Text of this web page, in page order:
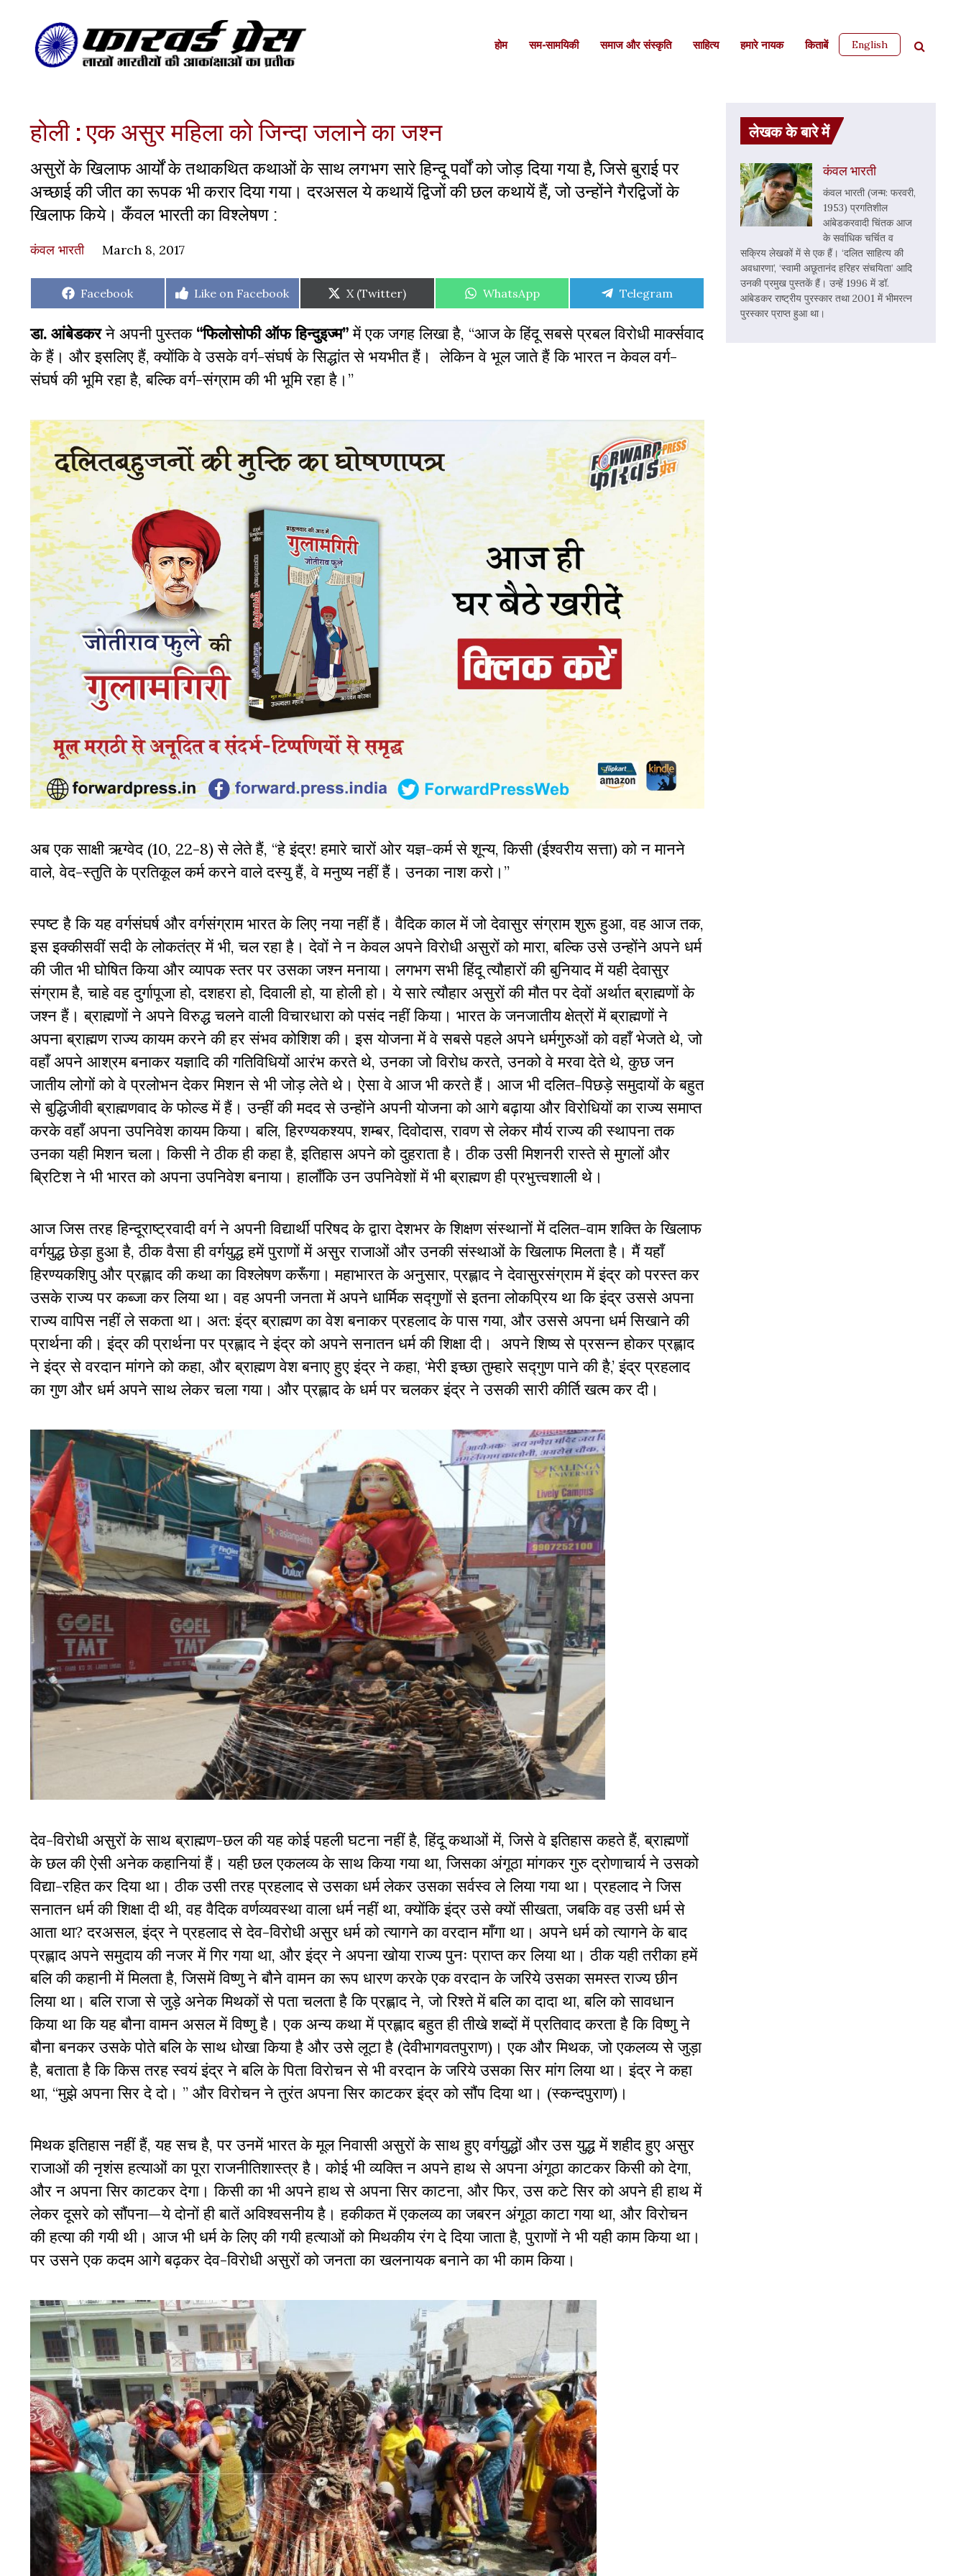
होम सम-सामयिकी समाज और संस्कृति साहित्‍य हमारे नायक किताबें English
होली : एक असुर महिला को जिन्दा जलाने का जश्न
असुरों के खिलाफ आर्यों के तथाकथित कथाओं के साथ लगभग सारे हिन्दू पर्वों को जोड़ दिया गया है, जिसे बुराई पर
अच्छाई की जीत का रूपक भी करार दिया गया। दरअसल ये कथायें द्विजों की छल कथायें हैं, जो उन्होंने गैरद्विजों के
खिलाफ किये। कँवल भारती का विश्लेषण :
कंवल भारती March 8, 2017
Share
Facebook
Share
Like on Facebook
Share
on
X (Twitter)
Share
WhatsApp
Share
Telegram
डा. आंबेडकरने अपनी पुस्तक “फिलोसोफी ऑफ हिन्दुइज्म”में एक जगह लिखा है, “आज के हिंदू सबसे प्रबल विरोधी मार्क्सवाद
के हैं। और इसलिए हैं, क्योंकि वे उसके वर्ग-संघर्ष के सिद्धांत से भयभीत हैं। लेकिन वे भूल जाते हैं कि भारत न केवल वर्ग-
संघर्ष की भूमि रहा है, बल्कि वर्ग-संग्राम की भी भूमि रहा है।”
अब एक साक्षी ऋग्वेद (10, 22-8) से लेते हैं, “हे इंद्र! हमारे चारों ओर यज्ञ-कर्म से शून्य, किसी (ईश्वरीय सत्ता) को न मानने
वाले, वेद-स्तुति के प्रतिकूल कर्म करने वाले दस्यु हैं, वे मनुष्य नहीं हैं। उनका नाश करो।”
स्पष्ट है कि यह वर्गसंघर्ष और वर्गसंग्राम भारत के लिए नया नहीं हैं। वैदिक काल में जो देवासुर संग्राम शुरू हुआ, वह आज तक,
इस इक्कीसवीं सदी के लोकतंत्र में भी, चल रहा है। देवों ने न केवल अपने विरोधी असुरों को मारा, बल्कि उसे उन्होंने अपने धर्म
की जीत भी घोषित किया और व्यापक स्तर पर उसका जश्न मनाया। लगभग सभी हिंदू त्यौहारों की बुनियाद में यही देवासुर
संग्राम है, चाहे वह दुर्गापूजा हो, दशहरा हो, दिवाली हो, या होली हो। ये सारे त्यौहार असुरों की मौत पर देवों अर्थात ब्राह्मणों के
जश्न हैं। ब्राह्मणों ने अपने विरुद्ध चलने वाली विचारधारा को पसंद नहीं किया। भारत के जनजातीय क्षेत्रों में ब्राह्मणों ने
अपना ब्राह्मण राज्य कायम करने की हर संभव कोशिश की। इस योजना में वे सबसे पहले अपने धर्मगुरुओं को वहाँ भेजते थे, जो
वहाँ अपने आश्रम बनाकर यज्ञादि की गतिविधियों आरंभ करते थे, उनका जो विरोध करते, उनको वे मरवा देते थे, कुछ जन
जातीय लोगों को वे प्रलोभन देकर मिशन से भी जोड़ लेते थे। ऐसा वे आज भी करते हैं। आज भी दलित-पिछड़े समुदायों के बहुत
से बुद्धिजीवी ब्राह्मणवाद के फोल्ड में हैं। उन्हीं की मदद से उन्होंने अपनी योजना को आगे बढ़ाया और विरोधियों का राज्य समाप्त
करके वहाँ अपना उपनिवेश कायम किया। बलि, हिरण्यकश्यप, शम्बर, दिवोदास, रावण से लेकर मौर्य राज्य की स्थापना तक
उनका यही मिशन चला। किसी ने ठीक ही कहा है, इतिहास अपने को दुहराता है। ठीक उसी मिशनरी रास्ते से मुगलों और
ब्रिटिश ने भी भारत को अपना उपनिवेश बनाया। हालाँकि उन उपनिवेशों में भी ब्राह्मण ही प्रभुत्त्वशाली थे।
आज जिस तरह हिन्दूराष्ट्रवादी वर्ग ने अपनी विद्यार्थी परिषद के द्वारा देशभर के शिक्षण संस्थानों में दलित-वाम शक्ति के खिलाफ
वर्गयुद्ध छेड़ा हुआ है, ठीक वैसा ही वर्गयुद्ध हमें पुराणों में असुर राजाओं और उनकी संस्थाओं के खिलाफ मिलता है। मैं यहाँ
हिरण्यकशिपु और प्रह्लाद की कथा का विश्लेषण करूँगा। महाभारत के अनुसार, प्रह्लाद ने देवासुरसंग्राम में इंद्र को परस्त कर
उसके राज्य पर कब्जा कर लिया था। वह अपनी जनता में अपने धार्मिक सद्गुणों से इतना लोकप्रिय था कि इंद्र उससे अपना
राज्य वापिस नहीं ले सकता था। अत: इंद्र ब्राह्मण का वेश बनाकर प्रहलाद के पास गया, और उससे अपना धर्म सिखाने की
प्रार्थना की। इंद्र की प्रार्थना पर प्रह्लाद ने इंद्र को अपने सनातन धर्म की शिक्षा दी। अपने शिष्य से प्रसन्न होकर प्रह्लाद
ने इंद्र से वरदान मांगने को कहा, और ब्राह्मण वेश बनाए हुए इंद्र ने कहा, ‘मेरी इच्छा तुम्हारे सद्गुण पाने की है,’ इंद्र प्रहलाद
का गुण और धर्म अपने साथ लेकर चला गया। और प्रह्लाद के धर्म पर चलकर इंद्र ने उसकी सारी कीर्ति खत्म कर दी।
देव-विरोधी असुरों के साथ ब्राह्मण-छल की यह कोई पहली घटना नहीं है, हिंदू कथाओं में, जिसे वे इतिहास कहते हैं, ब्राह्मणों
के छल की ऐसी अनेक कहानियां हैं। यही छल एकलव्य के साथ किया गया था, जिसका अंगूठा मांगकर गुरु द्रोणाचार्य ने उसको
विद्या-रहित कर दिया था। ठीक उसी तरह प्रहलाद से उसका धर्म लेकर उसका सर्वस्व ले लिया गया था। प्रहलाद ने जिस
सनातन धर्म की शिक्षा दी थी, वह वैदिक वर्णव्यवस्था वाला धर्म नहीं था, क्योंकि इंद्र उसे क्यों सीखता, जबकि वह उसी धर्म से
आता था? दरअसल, इंद्र ने प्रहलाद से देव-विरोधी असुर धर्म को त्यागने का वरदान माँगा था। अपने धर्म को त्यागने के बाद
प्रह्लाद अपने समुदाय की नजर में गिर गया था, और इंद्र ने अपना खोया राज्य पुनः प्राप्त कर लिया था। ठीक यही तरीका हमें
बलि की कहानी में मिलता है, जिसमें विष्णु ने बौने वामन का रूप धारण करके एक वरदान के जरिये उसका समस्त राज्य छीन
लिया था। बलि राजा से जुड़े अनेक मिथकों से पता चलता है कि प्रह्लाद ने, जो रिश्ते में बलि का दादा था, बलि को सावधान
किया था कि यह बौना वामन असल में विष्णु है। एक अन्य कथा में प्रह्लाद बहुत ही तीखे शब्दों में प्रतिवाद करता है कि विष्णु ने
बौना बनकर उसके पोते बलि के साथ धोखा किया है और उसे लूटा है (देवीभागवतपुराण)। एक और मिथक, जो एकलव्य से जुड़ा
है, बताता है कि किस तरह स्वयं इंद्र ने बलि के पिता विरोचन से भी वरदान के जरिये उसका सिर मांग लिया था। इंद्र ने कहा
था, “मुझे अपना सिर दे दो। ” और विरोचन ने तुरंत अपना सिर काटकर इंद्र को सौंप दिया था। (स्कन्दपुराण)।
मिथक इतिहास नहीं हैं, यह सच है, पर उनमें भारत के मूल निवासी असुरों के साथ हुए वर्गयुद्धों और उस युद्ध में शहीद हुए असुर
राजाओं की नृशंस हत्याओं का पूरा राजनीतिशास्त्र है। कोई भी व्यक्ति न अपने हाथ से अपना अंगूठा काटकर किसी को देगा,
और न अपना सिर काटकर देगा। किसी का भी अपने हाथ से अपना सिर काटना, और फिर, उस कटे सिर को अपने ही हाथ में
लेकर दूसरे को सौंपना—ये दोनों ही बातें अविश्वसनीय है। हकीकत में एकलव्य का जबरन अंगूठा काटा गया था, और विरोचन
की हत्या की गयी थी। आज भी धर्म के लिए की गयी हत्याओं को मिथकीय रंग दे दिया जाता है, पुराणों ने भी यही काम किया था।
पर उसने एक कदम आगे बढ़कर देव-विरोधी असुरों को जनता का खलनायक बनाने का भी काम किया।
लेखक के बारे में
कंवल भारती
कंवल भारती (जन्म: फरवरी,
1953) प्रगतिशील
आंबेडकरवादी चिंतक आज
के सर्वाधिक चर्चित व
सक्रिय लेखकों में से एक हैं। ‘दलित साहित्य की
अवधारणा’, ‘स्वामी अछूतानंद हरिहर संचयिता’ आदि
उनकी प्रमुख पुस्तकें हैं। उन्हें 1996 में डॉ.
आंबेडकर राष्ट्रीय पुरस्कार तथा 2001 में भीमरत्न
पुरस्कार प्राप्त हुआ था।